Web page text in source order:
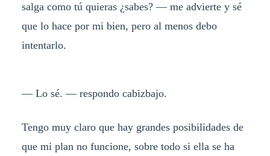
salga como tú quieras ¿sabes? — me advierte y sé
que lo hace por mi bien, pero al menos debo
intentarlo.
— Lo sé. — respondo cabizbajo.
Tengo muy claro que hay grandes posibilidades de
que mi plan no funcione, sobre todo si ella se ha